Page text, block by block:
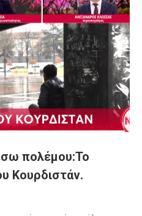
πολέμου:Το
Κουρδιστάν.